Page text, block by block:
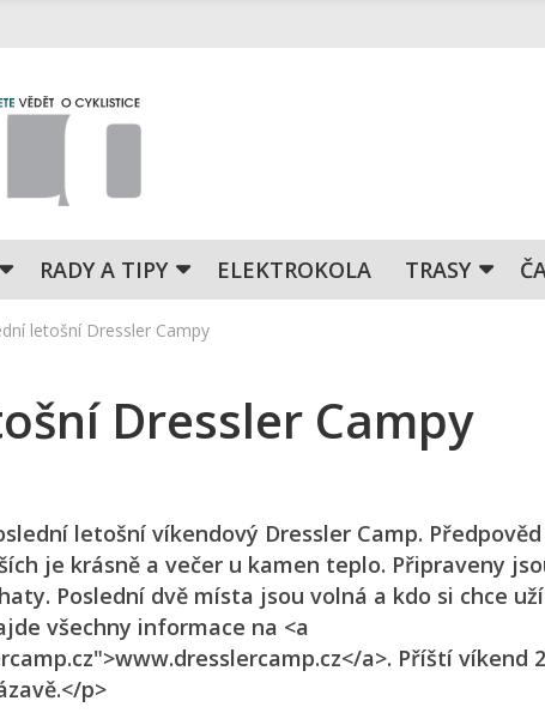
RADY A TIPY ELEKTROKOLA TRASY
letošní Dressler Campy
Dressler Campy
letošní víkendový Dressler Camp.
je krásně a večer u kamen teplo. Připraveny
Poslední dvě místa jsou volná a kdo si chce
všechny informace na <a
a>. Příští víkend
p>